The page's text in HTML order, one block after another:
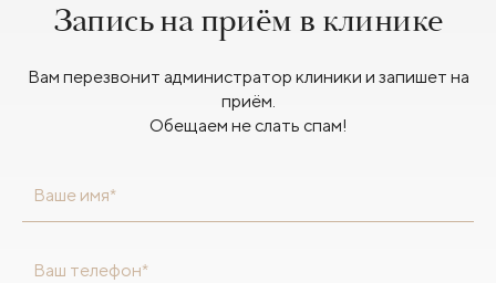
Запись на приём в клинике
Вам перезвонит администратор клиники и запишет на
приём.
Обещаем не слать спам!
Ваше имя*
Ваш телефон*